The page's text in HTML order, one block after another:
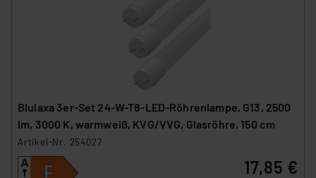
Blulaxa 3er-Set 24-W-T8-LED-Röhrenlampe, G13, 2500
lm, 3000 K, warmweiß, KVG/VVG, Glasröhre, 150 cm
Artikel-Nr. 254027
17,85 €